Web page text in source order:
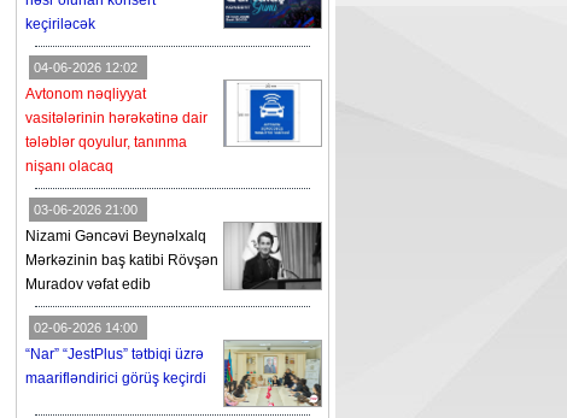
keçiriləcək
04-06-2026 12:02
Avtonom nəqliyyat
vasitələrinin hərəkətinə dair
tələblər qoyulur, tanınma
nişanı olacaq
03-06-2026 21:00
Nizami Gəncəvi Beynəlxalq
Mərkəzinin baş katibi Rövşən
Muradov vəfat edib
02-06-2026 14:00
“Nar” “JestPlus” tətbiqi üzrə
maarifləndirici görüş keçirdi